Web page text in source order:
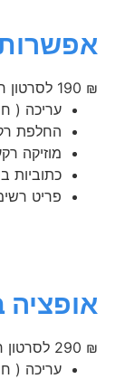
₪
190 לסרטון
עריכה (
החלפת
מוזיקה
כתוביות
פריט
₪
290 לסרטון
עריכה (